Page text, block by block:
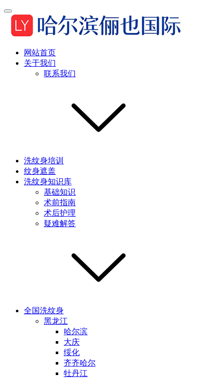
网站首页
关于我们
联系我们
洗纹身培训
纹身遮盖
洗纹身知识库
基础知识
术前指南
术后护理
疑难解答
全国洗纹身
黑龙江
哈尔滨
大庆
绥化
齐齐哈尔
牡丹江